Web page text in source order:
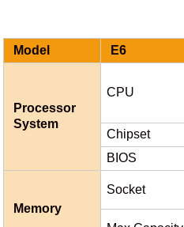
Model E6
Processor
System
CPU
Chipset
BIOS
Memory
Socket